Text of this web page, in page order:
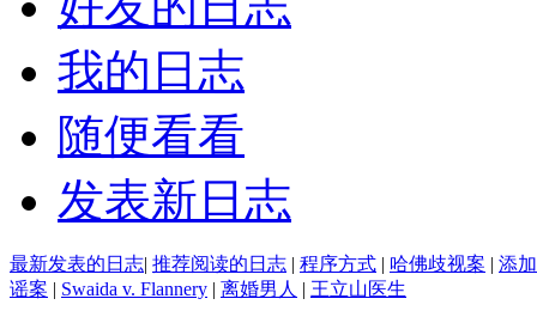
我的日志
随便看看
发表新日志
最新发表的日志| 推荐阅读的日志 | 程序方式 | 哈佛歧视案 | 添
谣案 | Swaida v. Flannery | 离婚男人 | 王立山医生